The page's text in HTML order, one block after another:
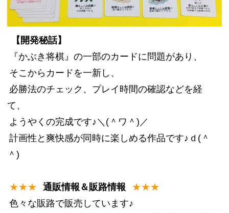
【開発秘話】
『かぶき将棋』の一部のカードに問題があり、
そこからカードを一新し、
必勝法のチェック、プレイ時間の確認などを経
て、
ようやくの完成です♪＼(＾ワ＾)／
計画性と爽快感が同時に楽しめる作品です♪ｄ(＾
＾)
★★★ 通販情報＆販路情報
★★★
色々な販路で販売しています♪